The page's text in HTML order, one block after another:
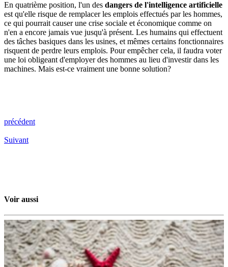
En quatrième position, l'un des dangers de l'intelligence artificielle
est qu'elle risque de remplacer les emplois effectués par les hommes,
ce qui pourrait causer une crise sociale et économique comme on
n'en a encore jamais vue jusqu'à présent. Les humains qui effectuent
des tâches basiques dans les usines, et mêmes certains fonctionnaires
risquent de perdre leurs emplois. Pour empêcher cela, il faudra voter
une loi obligeant d'employer des hommes au lieu d'investir dans les
machines. Mais est-ce vraiment une bonne solution?
précédent
Suivant
Voir aussi